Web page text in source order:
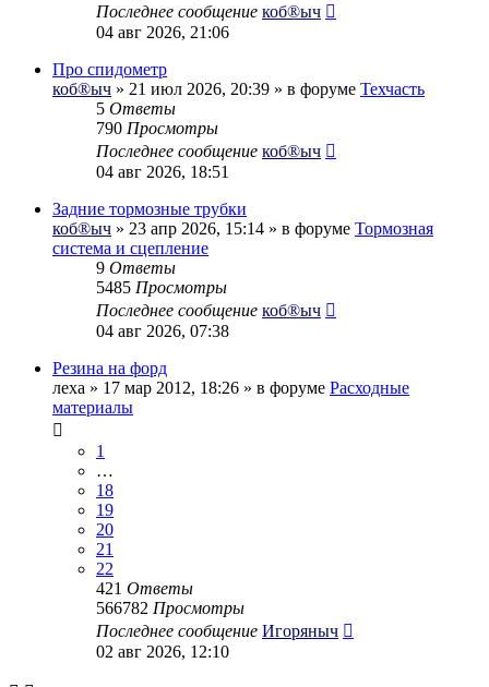
Последнее сообщение коб®ыч
04 авг 2026, 21:06
Про спидометр
коб®ыч » 21 июл 2026, 20:39 » в форуме Техчасть
5 Ответы
790 Просмотры
Последнее сообщение коб®ыч
04 авг 2026, 18:51
Задние тормозные трубки
коб®ыч » 23 апр 2026, 15:14 » в форуме Тормозная
система и сцепление
9 Ответы
5485 Просмотры
Последнее сообщение коб®ыч
04 авг 2026, 07:38
Резина на форд
леха » 17 мар 2012, 18:26 » в форуме Расходные
материалы
1
…
18
19
20
21
22
421 Ответы
566782 Просмотры
Последнее сообщение Игоряныч
02 авг 2026, 12:10